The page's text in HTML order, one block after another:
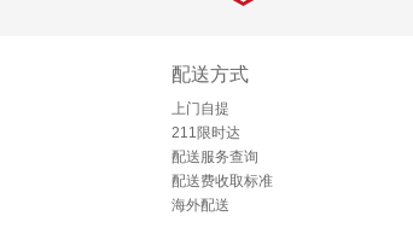
配送方式
上门自提
211限时达
配送服务查询
配送费收取标准
海外配送